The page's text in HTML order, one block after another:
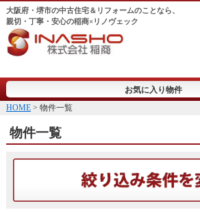
大阪府・堺市の中古住宅＆リフォームのことなら、
親切・丁寧・安心の稲商×リノヴェック
お気に入り物件
HOME> 物件一覧
物件一覧